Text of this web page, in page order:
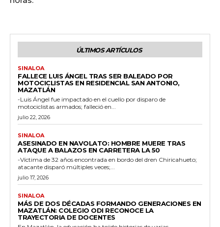
ÚLTIMOS ARTÍCULOS
SINALOA
FALLECE LUIS ÁNGEL TRAS SER BALEADO POR
MOTOCICLISTAS EN RESIDENCIAL SAN ANTONIO,
MAZATLÁN
-Luis Ángel fue impactado en el cuello por disparo de
motociclistas armados; falleció en...
julio 22, 2026
SINALOA
ASESINADO EN NAVOLATO: HOMBRE MUERE TRAS
ATAQUE A BALAZOS EN CARRETERA LA 50
-Víctima de 32 años encontrada en bordo del dren Chiricahueto;
atacante disparó múltiples veces;...
julio 17, 2026
SINALOA
MÁS DE DOS DÉCADAS FORMANDO GENERACIONES EN
MAZATLÁN: COLEGIO ODI RECONOCE LA
TRAYECTORIA DE DOCENTES